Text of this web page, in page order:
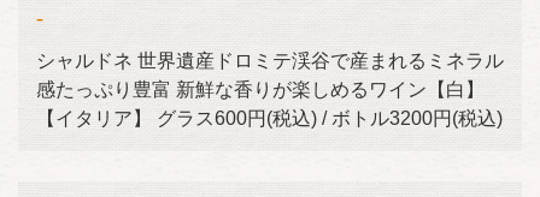
-
シャルドネ 世界遺産ドロミテ渓谷で産まれるミネラル
感たっぷり豊富 新鮮な香りが楽しめるワイン【白】
【イタリア】 グラス600円(税込) / ボトル3200円(税込)